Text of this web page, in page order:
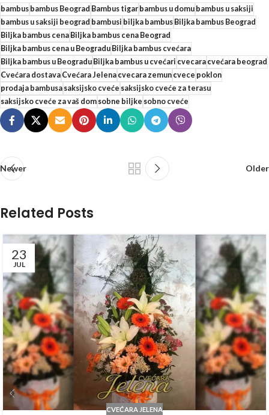
bambusbambus Beograd Bambus tigarbambus u domubambus u saksiji
bambus u saksiji beograd bambusi biljka bambusBiljka bambus Beograd
Biljka bambus cenaBiljka bambus cena Beograd
Biljka bambus cena u BeograduBiljka bambus cvećara
Biljka bambus u BeograduBiljka bambus u cvećari cvecaracvećara beograd
Cvećara dostavaCvećara Jelenacvecara zemuncvece poklon
prodaja bambusasaksijsko cveće saksijsko cveće za terasu
saksijsko cveće za vaš domsobne biljke sobno cveće
Newer Older
Related Posts
23
JUL
CVEĆARA JELENA